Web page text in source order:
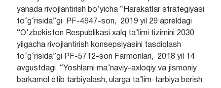
yanada rivojlantirish bo‘yicha “Harakatlar strategiyasi
to‘g‘risida”gi PF-4947-son, 2019 yil 29 apreldagi
“O‘zbekiston Respublikasi xalq ta’limi tizimini 2030
yilgacha rivojlantirish konsepsiyasini tasdiqlash
to‘g‘risida”gi PF-5712-son Farmonlari, 2018 yil 14
avgustdagi “Yoshlarni ma’naviy-axloqiy va jismoniy
barkamol etib tarbiyalash, ularga ta’lim-tarbiya berish